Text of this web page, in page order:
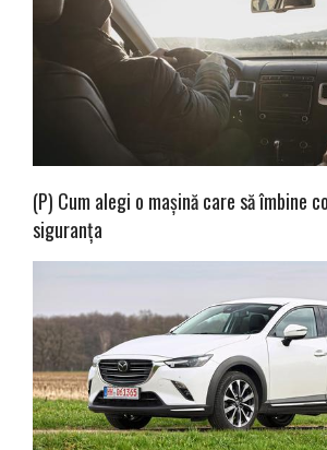
(P) Cum alegi o mașină care să îmbine
siguranța